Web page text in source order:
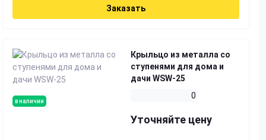
Заказать
в наличии
Крыльцо из металла со
ступенями для дома и
дачи WSW-25
0
Уточняйте цену